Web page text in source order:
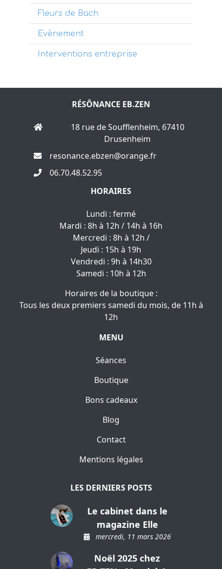
Fleurs de Bach
Evènement
Interventions entreprise
RÉSÔNANCE EB.ZEN
18 rue de Soufflenheim, 67410
Drusenheim
resonance.ebzen@orange.fr
06.70.48.52.95
HORAIRES
Lundi : fermé
Mardi : 8h à 12h / 14h à 16h
Mercredi : 8h à 12h /
Jeudi : 15h à 19h
Vendredi : 9h à 14h30
Samedi : 10h à 12h
Horaires de la boutique :
Tous les deux premiers samedi du mois, de 11h à
12h
MENU
Séances
Boutique
Bons cadeaux
Blog
Contact
Mentions légales
LES DERNIERS POSTS
Le cabinet dans le
magazine Elle
mercredi, 11 mars 2026
Noël 2025 chez